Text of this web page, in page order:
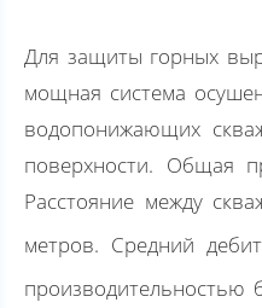
Для защиты горных
мощная система
водопонижающих
поверхности. Общая
Расстояние между
метров. Средний
производительностью